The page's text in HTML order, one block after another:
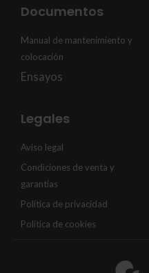
Documentos
Manual de mantenimiento y
colocación
Ensayos
Legales
Aviso legal
Condiciones de venta y
garantías
Política de privacidad
Política de cookies